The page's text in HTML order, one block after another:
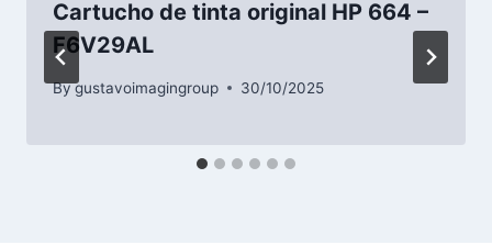
Cartucho de tinta original HP 664 –
F6V29AL
Bygustavoimagingroup 30/10/2025